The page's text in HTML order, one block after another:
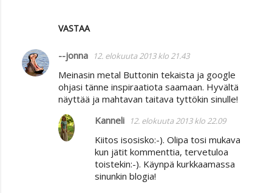
VASTAA
--jonna 12. elokuuta 2013 klo 21.43
Meinasin metal Buttonin tekaista ja google
ohjasi tänne inspiraatiota saamaan. Hyvältä
näyttää ja mahtavan taitava tyttökin sinulle!
Kanneli 12. elokuuta 2013 klo 22.09
Kiitos isosisko:-). Olipa tosi mukava
kun jätit kommenttia, tervetuloa
toistekin:-). Käynpä kurkkaamassa
sinunkin blogia!